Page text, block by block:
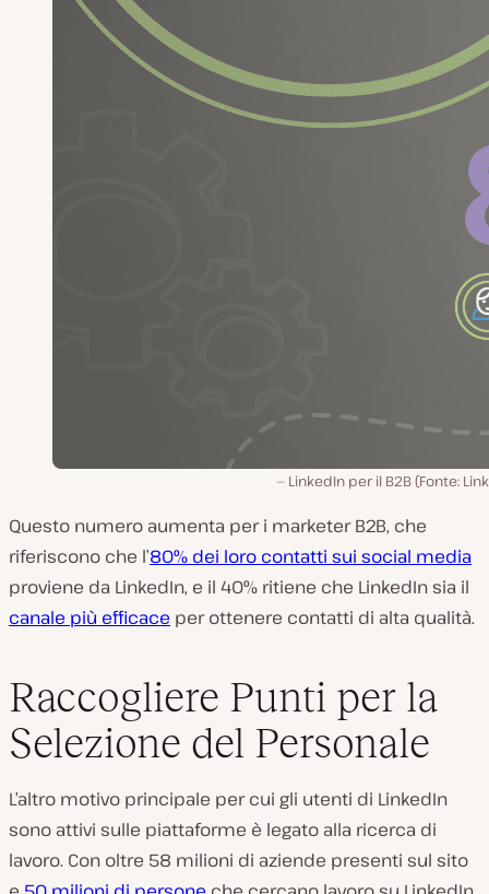
LinkedIn per il B2B (Fonte:
Questo numero aumenta per i marketer B2B, che
riferiscono che l’80% dei loro contatti sui social media
proviene da LinkedIn, e il 40% ritiene che LinkedIn sia il
canale più efficace per ottenere contatti di alta qualità.
Raccogliere Punti per la
Selezione del Personale
L’altro motivo principale per cui gli utenti di LinkedIn
sono attivi sulle piattaforme è legato alla ricerca di
lavoro. Con oltre 58 milioni di aziende presenti sul sito